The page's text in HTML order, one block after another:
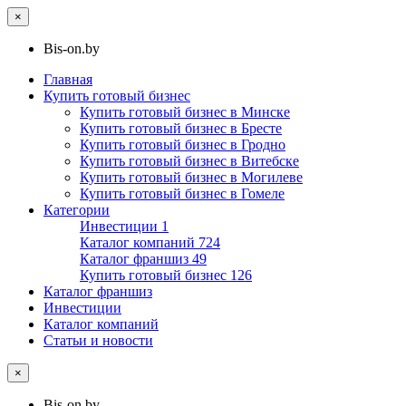
×
Bis-on.by
Главная
Купить готовый бизнес
Купить готовый бизнес в Минске
Купить готовый бизнес в Бресте
Купить готовый бизнес в Гродно
Купить готовый бизнес в Витебске
Купить готовый бизнес в Могилеве
Купить готовый бизнес в Гомеле
Категории
Инвестиции 1
Каталог компаний 724
Каталог франшиз 49
Купить готовый бизнес 126
Каталог франшиз
Инвестиции
Каталог компаний
Статьи и новости
×